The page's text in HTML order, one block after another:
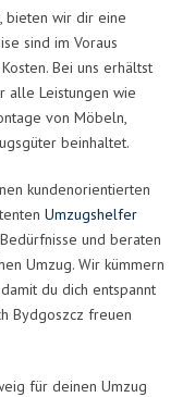
bieten wir dir eine
sind im Voraus
Bei uns erhältst
alle Leistungen wie
von Möbeln,
beinhaltet.
kundenorientierten
Umzugshelfer
und beraten
Umzug. Wir kümmern
du dich entspannt
Bydgoszcz freuen
für deinen Umzug